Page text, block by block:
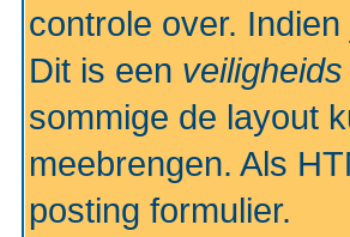
controle over.
Dit is een veiligheids
sommige de layout
meebrengen. Als
posting formulier.